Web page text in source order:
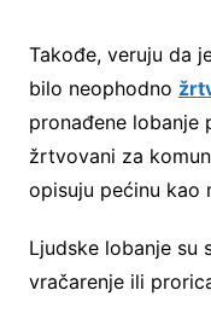
Takođe, veruju da
bilo neophodno
pronađene lobanje
žrtvovani za
opisuju pećinu kao
Ljudske lobanje su
vračarenje ili